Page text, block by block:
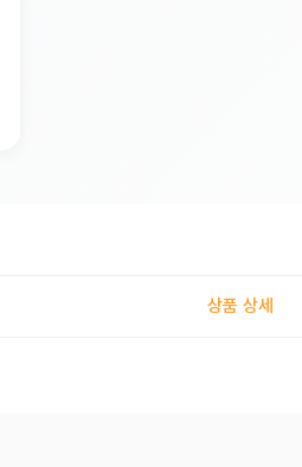
상품 상세